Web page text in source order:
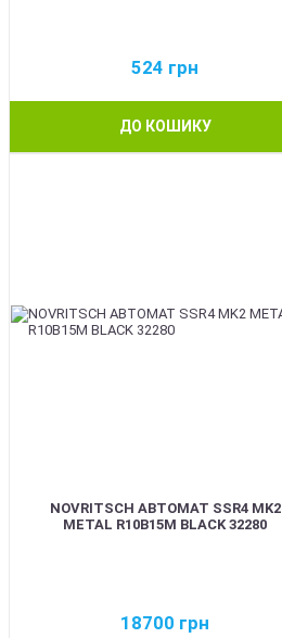
524 грн
ДО КОШИКУ
NOVRITSCH АВТОМАТ SSR4 MK2
METAL R10B15M BLACK 32280
18700 грн